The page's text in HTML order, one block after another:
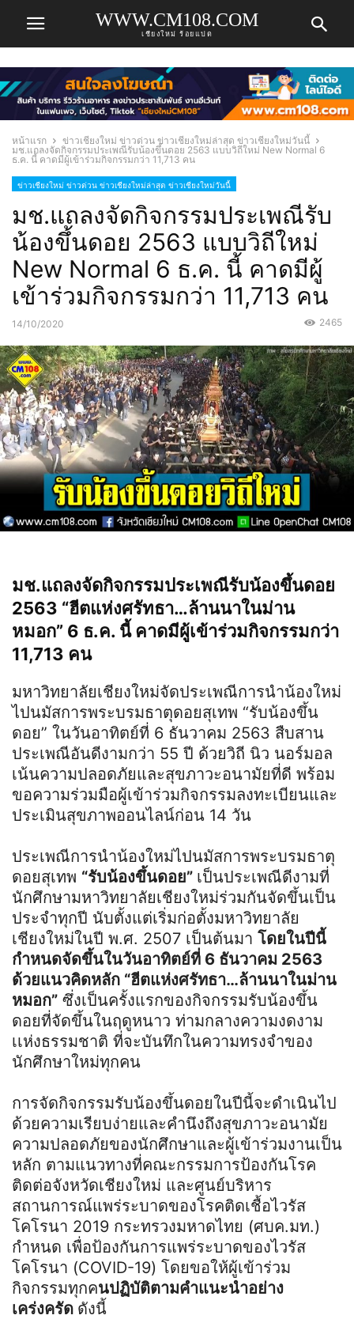
WWW.CM108.COM
เชียงใหม่ ร้อยแปด
หน้าแรก
ข่าวเชียงใหม่ ข่าวด่วน ข่าวเชียงใหม่ล่าสุด ข่าวเชียงใหม่วันนี้
มช.แถลงจัดกิจกรรมประเพณีรับน้องขึ้นดอย 2563 แบบวิถีใหม่ New Normal 6
ธ.ค. นี้ คาดมีผู้เข้าร่วมกิจกรรมกว่า 11,713 คน
ข่าวเชียงใหม่ ข่าวด่วน ข่าวเชียงใหม่ล่าสุด ข่าวเชียงใหม่วันนี้
มช.แถลงจัดกิจกรรมประเพณีรับ
น้องขึ้นดอย 2563 แบบวิถีใหม่
New Normal 6 ธ.ค. นี้ คาดมีผู้
เข้าร่วมกิจกรรมกว่า 11,713 คน
14/10/2020 2465
มช.แถลงจัดกิจกรรมประเพณีรับน้องขึ้นดอย
2563 “ฮีตแห่งศรัทธา…ล้านนาในม่าน
หมอก” 6 ธ.ค. นี้ คาดมีผู้เข้าร่วมกิจกรรมกว่า
11,713 คน
มหาวิทยาลัยเชียงใหม่จัดประเพณีการนำน้องใหม่
ไปนมัสการพระบรมธาตุดอยสุเทพ “รับน้องขึ้น
ดอย” ในวันอาทิตย์ที่ 6 ธันวาคม 2563 สืบสาน
ประเพณีอันดีงามกว่า 55 ปี ด้วยวิถี นิว นอร์มอล
เน้นความปลอดภัยและสุขภาวะอนามัยที่ดี พร้อม
ขอความร่วมมือผู้เข้าร่วมกิจกรรมลงทะเบียนและ
ประเมินสุขภาพออนไลน์ก่อน 14 วัน
ประเพณีการนำน้องใหม่ไปนมัสการพระบรมธาตุ
ดอยสุเทพ “รับน้องขึ้นดอย” เป็นประเพณีดีงามที่
นักศึกษามหาวิทยาลัยเชียงใหม่ร่วมกันจัดขึ้นเป็น
ประจำทุกปี นับตั้งแต่เริ่มก่อตั้งมหาวิทยาลัย
เชียงใหม่ในปี พ.ศ. 2507 เป็นต้นมา โดยในปีนี้
กำหนดจัดขึ้นในวันอาทิตย์ที่ 6 ธันวาคม 2563
ด้วยแนวคิดหลัก “ฮีตแห่งศรัทธา…ล้านนาในม่าน
หมอก” ซึ่งเป็นครั้งแรกของกิจกรรมรับน้องขึ้น
ดอยที่จัดขึ้นในฤดูหนาว ท่ามกลางความงดงาม
เเห่งธรรมชาติ ที่จะบันทึกในความทรงจำของ
นักศึกษาใหม่ทุกคน
การจัดกิจกรรมรับน้องขึ้นดอยในปีนี้จะดำเนินไป
ด้วยความเรียบง่ายและคำนึงถึงสุขภาวะอนามัย
ความปลอดภัยของนักศึกษาและผู้เข้าร่วมงานเป็น
หลัก ตามแนวทางที่คณะกรรมการป้องกันโรค
ติดต่อจังหวัดเชียงใหม่ และศูนย์บริหาร
สถานการณ์แพร่ระบาดของโรคติดเชื้อไวรัส
โคโรนา 2019 กระทรวงมหาดไทย (ศบค.มท.)
กำหนด เพื่อป้องกันการแพร่ระบาดของไวรัส
โคโรนา (COVID-19) โดยขอให้ผู้เข้าร่วม
กิจกรรมทุกคนปฏิบัติตามคำแนะนำอย่าง
เคร่งครัด ดังนี้